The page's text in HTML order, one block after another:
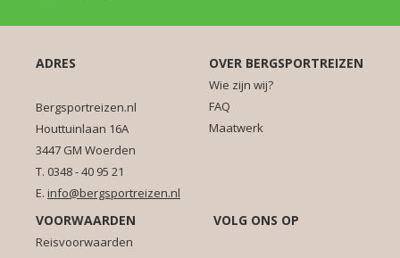
ADRES
Bergsportreizen.nl
Houttuinlaan 16A
3447 GM Woerden
T. 0348 - 40 95 21
E. info@bergsportreizen.nl
OVER BERGSPORTREIZEN
Wie zijn wij?
FAQ
Maatwerk
VOORWAARDEN
Reisvoorwaarden
VOLG ONS OP